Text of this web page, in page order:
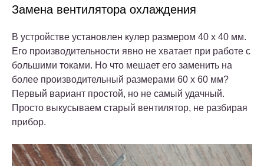
Замена вентилятора охлаждения
В устройстве установлен кулер размером 40 х 40 мм.
Его производительности явно не хватает при работе с
большими токами. Но что мешает его заменить на
более производительный размерами 60 х 60 мм?
Первый вариант простой, но не самый удачный.
Просто выкусываем старый вентилятор, не разбирая
прибор.